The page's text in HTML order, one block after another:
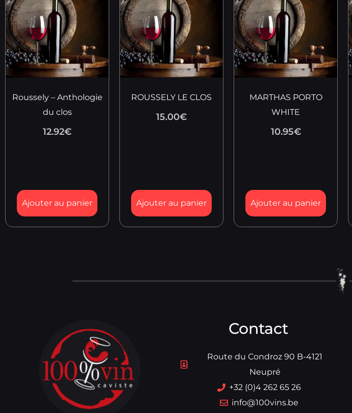
Roussely – Anthologie
du clos
12.92€
Ajouter au panier
ROUSSELY LE CLOS
15.00€
Ajouter au panier
MARTHAS PORTO
WHITE
10.95€
Ajouter au panier
Contact
Route du Condroz 90 B-4121
Neupré
+32 (0)4 262 65 26
info@100vins.be